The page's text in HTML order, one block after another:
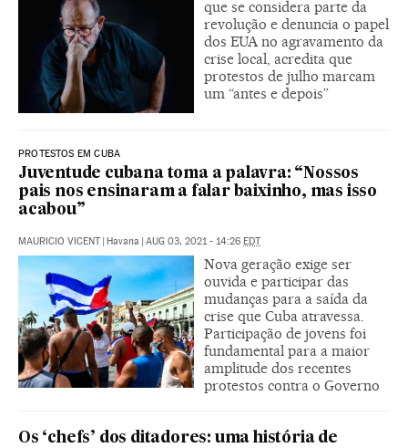
que se considera parte da
revolução e denuncia o papel
dos EUA no agravamento da
crise local, acredita que
protestos de julho marcam
um “antes e depois”
PROTESTOS EM CUBA
Juventude cubana toma a palavra: “Nossos
pais nos ensinaram a falar baixinho, mas isso
acabou”
MAURICIO VICENT | Havana | AUG 03, 2021 - 14:26 EDT
Nova geração exige ser
ouvida e participar das
mudanças para a saída da
crise que Cuba atravessa.
Participação de jovens foi
fundamental para a maior
amplitude dos recentes
protestos contra o Governo
Os ‘chefs’ dos ditadores: uma história de